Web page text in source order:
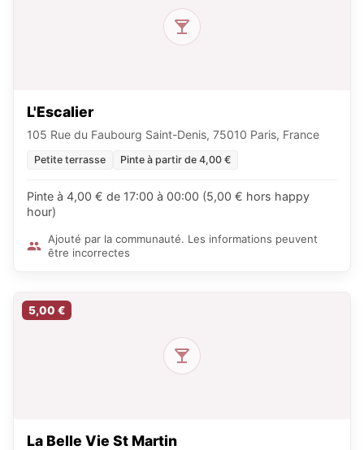
L'Escalier
105 Rue du Faubourg Saint-Denis, 75010 Paris, France
Petite terrasse Pinte à partir de 4,00 €
Pinte à 4,00 € de 17:00 à 00:00 (5,00 € hors happy
hour)
Ajouté par la communauté. Les informations peuvent
être incorrectes
5,00 €
La Belle Vie St Martin